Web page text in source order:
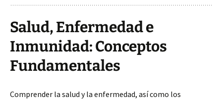
Salud, Enfermedad e
Inmunidad: Conceptos
Fundamentales
Comprender la salud y la enfermedad, así como los